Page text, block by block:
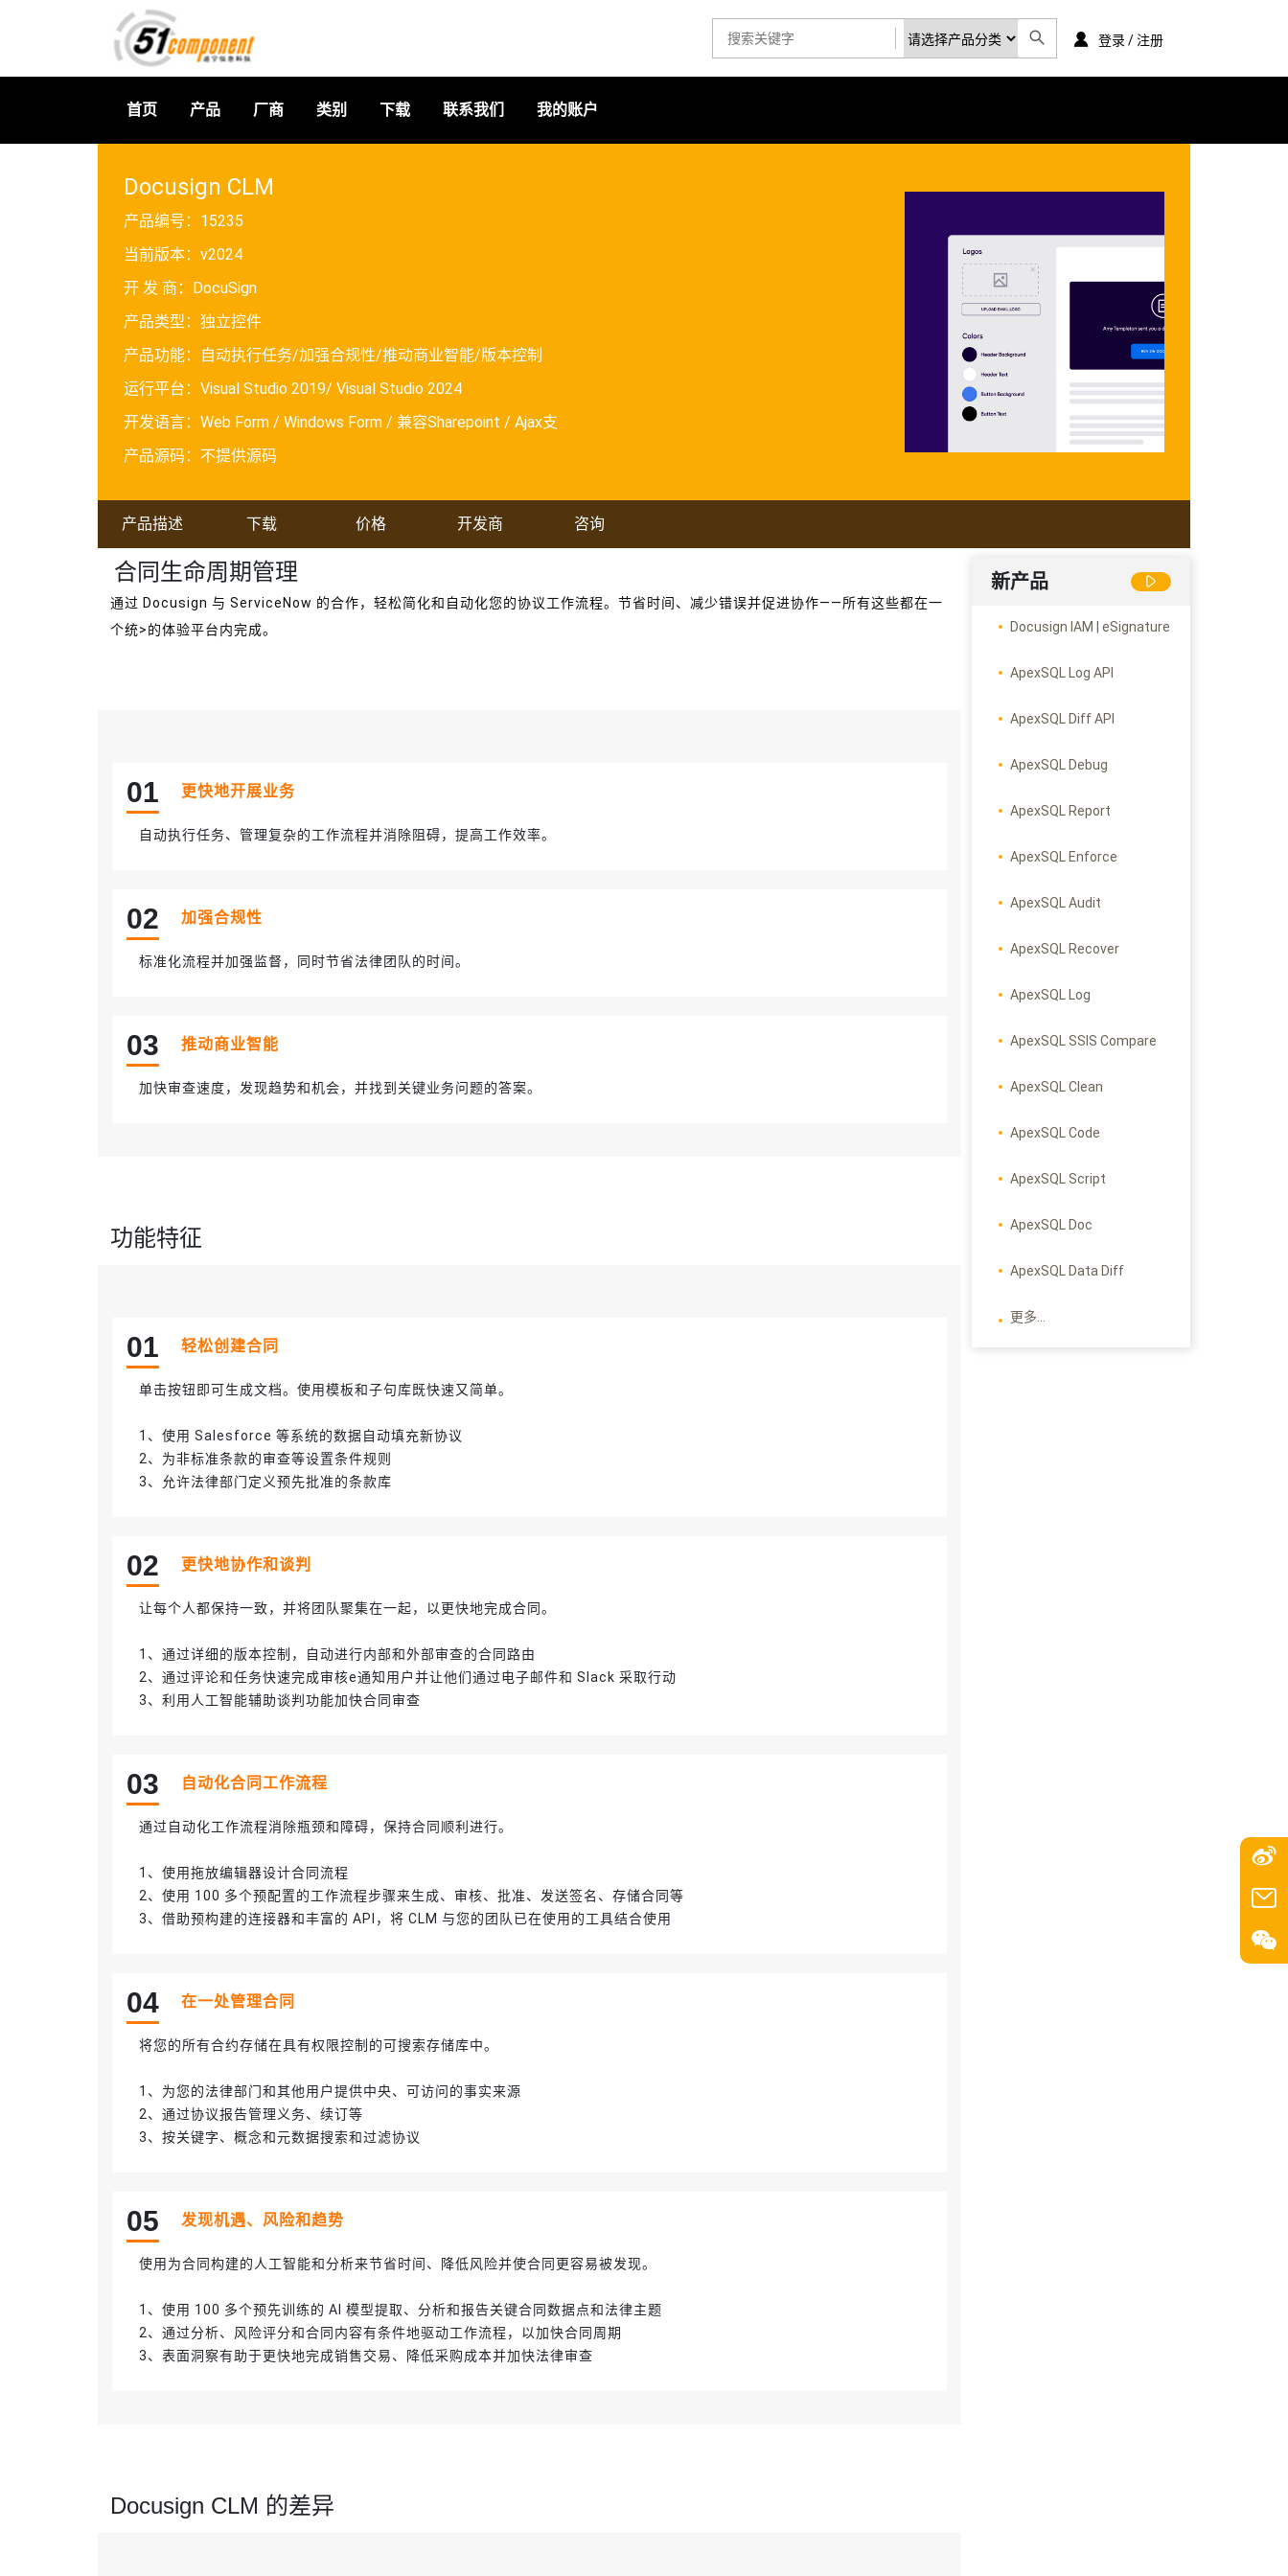
登录 / 注册
首页 产品 厂商 类别 下载 联系我们 我的账户
Docusign CLM
产品编号： 15235
当前版本： v2024
开 发 商：
DocuSign
产品类型： 独立控件
产品功能：
自动执行任务/加强合规性/推动商业智能/版本控制
运行平台： Visual Studio 2019/ Visual Studio 2024
开发语言： Web Form / Windows Form / 兼容Sharepoint / Ajax支
产品源码： 不提供源码
产品描述 下载 价格 开发商 咨询
合同生命周期管理
通过 Docusign 与 ServiceNow 的合作，轻松简化和自动化您的协议工作流程。节省时间、减少错误并促进协作——所有这些都在一
个统>的体验平台内完成。
01 更快地开展业务
自动执行任务、管理复杂的工作流程并消除阻碍，提高工作效率。
02 加强合规性
标准化流程并加强监督，同时节省法律团队的时间。
03 推动商业智能
加快审查速度，发现趋势和机会，并找到关键业务问题的答案。
功能特征
01 轻松创建合同
单击按钮即可生成文档。使用模板和子句库既快速又简单。
1、使用 Salesforce 等系统的数据自动填充新协议
2、为非标准条款的审查等设置条件规则
3、允许法律部门定义预先批准的条款库
02 更快地协作和谈判
让每个人都保持一致，并将团队聚集在一起，以更快地完成合同。
1、通过详细的版本控制，自动进行内部和外部审查的合同路由
2、通过评论和任务快速完成审核e通知用户并让他们通过电子邮件和 Slack 采取行动
3、利用人工智能辅助谈判功能加快合同审查
03 自动化合同工作流程
通过自动化工作流程消除瓶颈和障碍，保持合同顺利进行。
1、使用拖放编辑器设计合同流程
2、使用 100 多个预配置的工作流程步骤来生成、审核、批准、发送签名、存储合同等
3、借助预构建的连接器和丰富的 API，将 CLM 与您的团队已在使用的工具结合使用
04 在一处管理合同
将您的所有合约存储在具有权限控制的可搜索存储库中。
1、为您的法律部门和其他用户提供中央、可访问的事实来源
2、通过协议报告管理义务、续订等
3、按关键字、概念和元数据搜索和过滤协议
05 发现机遇、风险和趋势
使用为合同构建的人工智能和分析来节省时间、降低风险并使合同更容易被发现。
1、使用 100 多个预先训练的 AI 模型提取、分析和报告关键合同数据点和法律主题
2、通过分析、风险评分和合同内容有条件地驱动工作流程，以加快合同周期
3、表面洞察有助于更快地完成销售交易、降低采购成本并加快法律审查
Docusign CLM 的差异
新产品
Docusign IAM | eSignature
ApexSQL Log API
ApexSQL Diff API
ApexSQL Debug
ApexSQL Report
ApexSQL Enforce
ApexSQL Audit
ApexSQL Recover
ApexSQL Log
ApexSQL SSIS Compare
ApexSQL Clean
ApexSQL Code
ApexSQL Script
ApexSQL Doc
ApexSQL Data Diff
更多...